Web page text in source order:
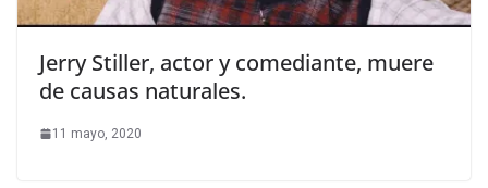
Jerry Stiller, actor y comediante, muere
de causas naturales.
11 mayo, 2020